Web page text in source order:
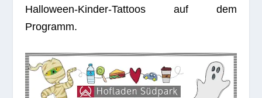
Hal­lo­ween-Kin­der-Tat­toos auf dem
Programm.